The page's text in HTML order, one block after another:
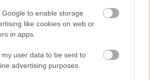
Google to enable storage
like cookies on web or
in apps.
my user data to be sent to
advertising purposes.